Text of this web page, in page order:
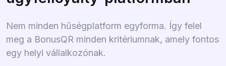
Nem minden hűségplatform egyforma. Így felel
meg a BonusQR minden kritériumnak, amely fontos
egy helyi vállalkozónak.